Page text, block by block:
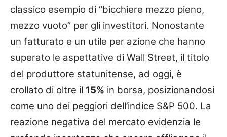
classico esempio di “bicchiere mezzo pieno,
mezzo vuoto” per gli investitori. Nonostante
un fatturato e un utile per azione che hanno
superato le aspettative di Wall Street, il titolo
del produttore statunitense, ad oggi, è
crollato di oltre il 15% in borsa, posizionandosi
come uno dei peggiori dell’indice S&P 500. La
reazione negativa del mercato evidenzia le